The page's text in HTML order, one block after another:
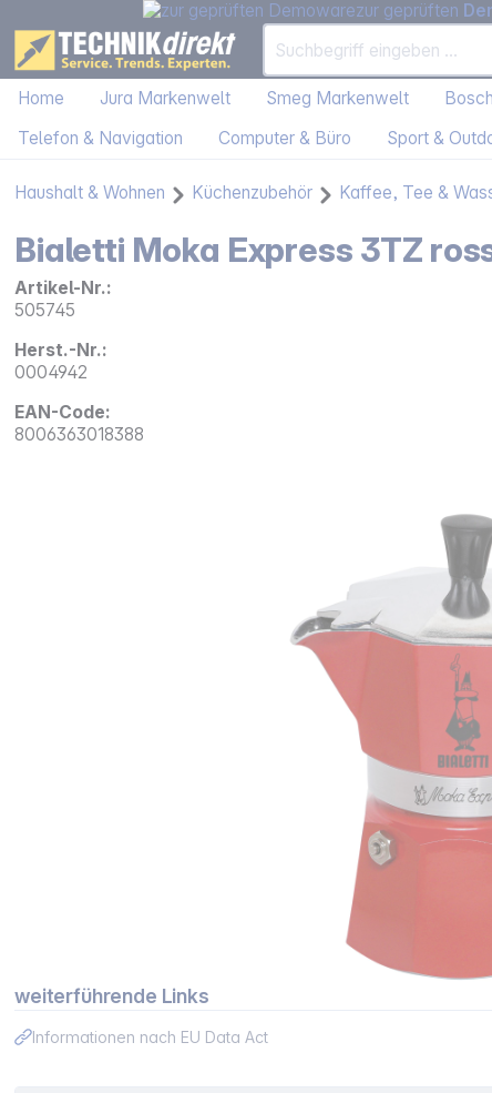
zur geprüften
Home Jura Markenwelt Smeg Markenwelt
Telefon & Navigation
Computer & Büro Sport &
Haushalt & Wohnen Küchenzubehör Kaffee, Tee &
Bialetti Moka Express 3TZ
Artikel-Nr.:
505745
Herst.-Nr.:
0004942
EAN-Code:
8006363018388
weiterführende Links
Informationen nach EU Data Act